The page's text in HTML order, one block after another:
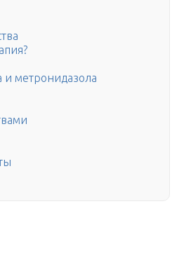
и метронидазола